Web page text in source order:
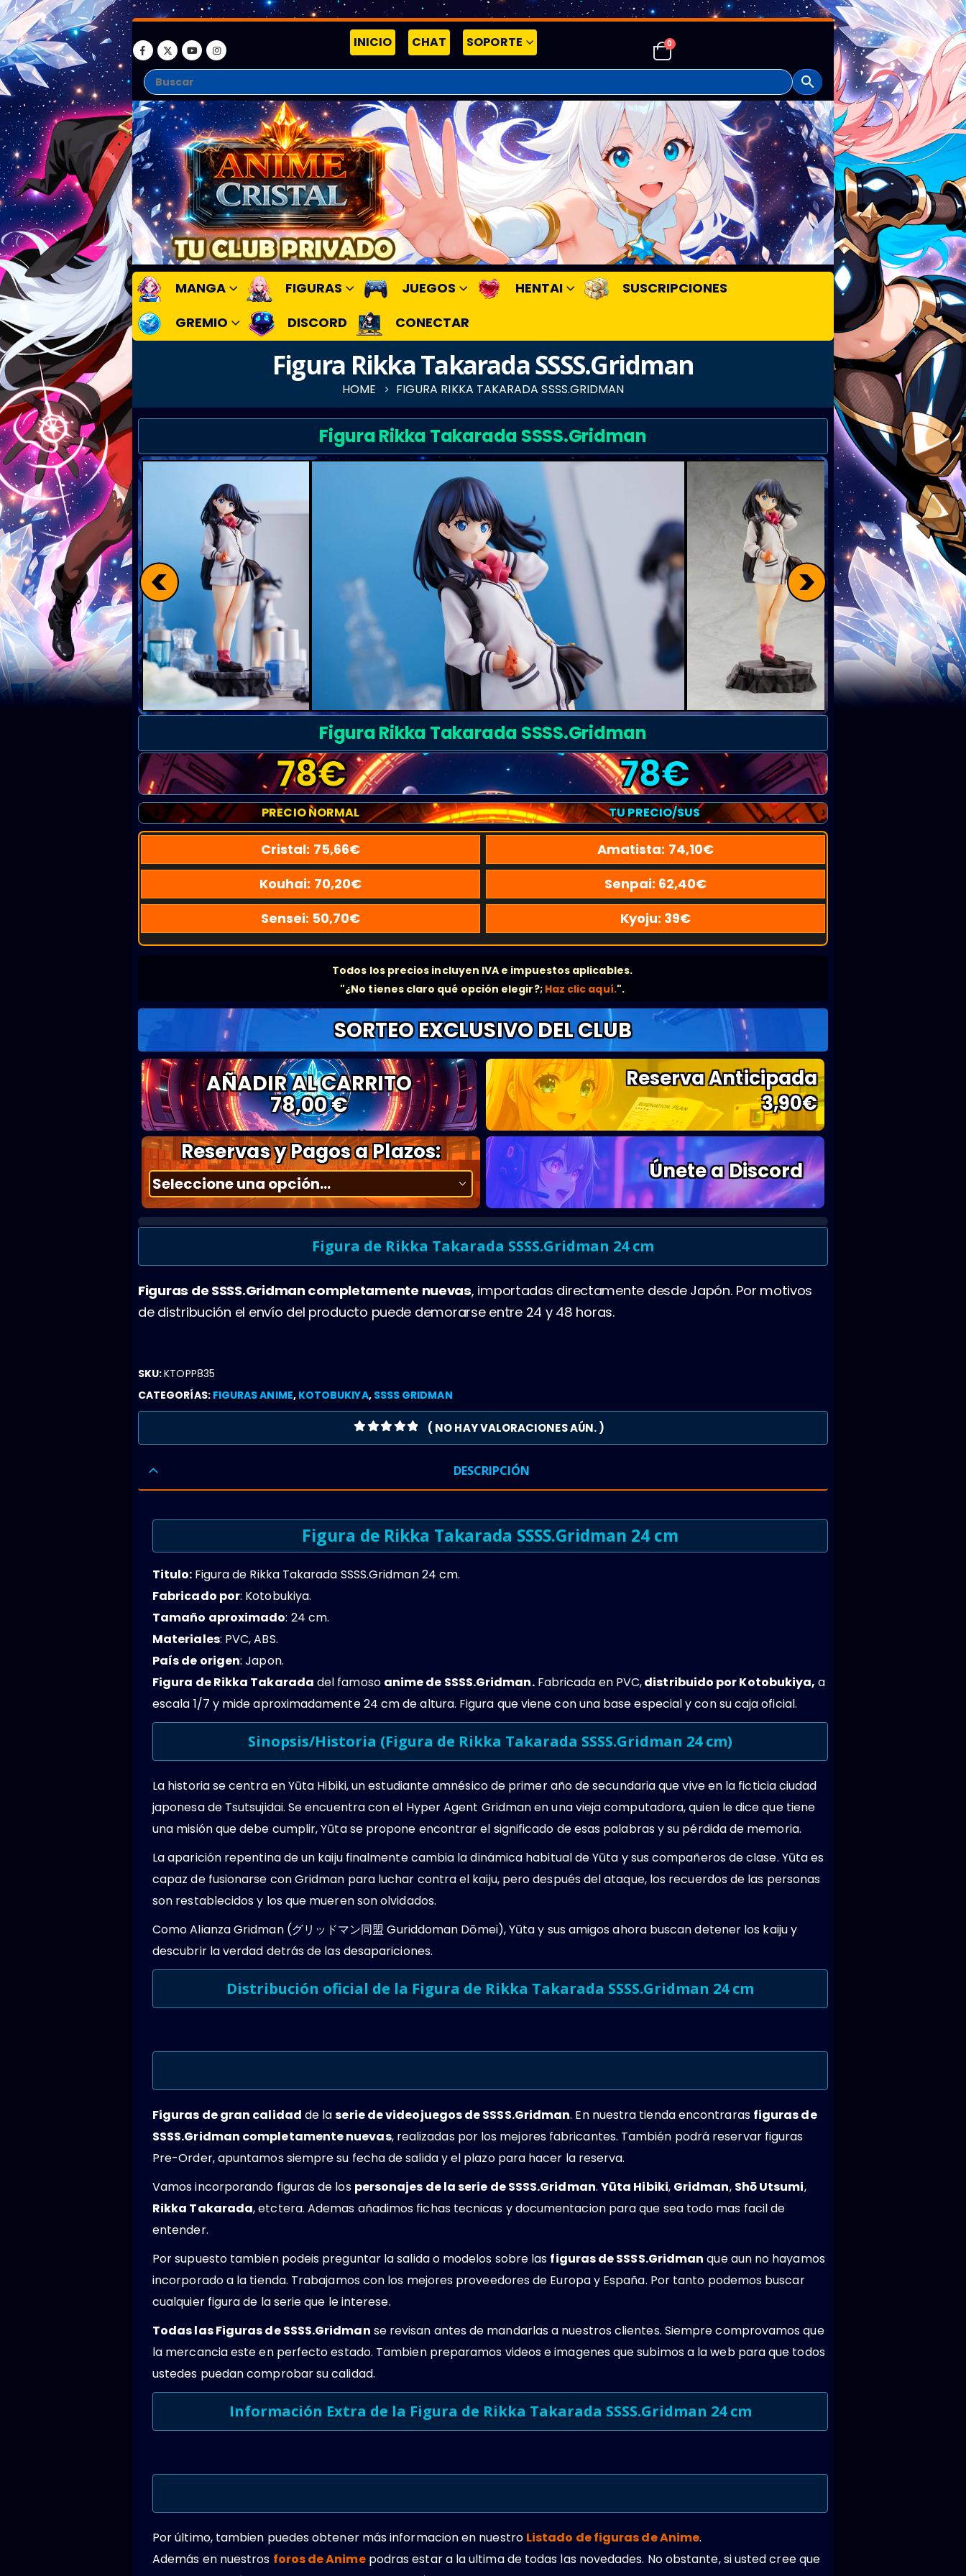
INICIO CHAT SOPORTE 0
MANGA FIGURAS JUEGOS HENTAI
SUSCRIPCIONES
GREMIO
DISCORD CONECTAR
Figura Rikka Takarada SSSS.Gridman
HOME FIGURA RIKKA TAKARADA SSSS.GRIDMAN
Figura Rikka Takarada SSSS.Gridman
< >
Figura Rikka Takarada SSSS.Gridman
78€ 78€
PRECIO NORMAL TU PRECIO/SUS
Cristal: 75,66€ Amatista: 74,10€
Kouhai: 70,20€ Senpai: 62,40€
Sensei: 50,70€ Kyoju: 39€
Todos los precios incluyen IVA e impuestos aplicables.
"¿No tienes claro qué opción elegir?; Haz clic aquí.".
SORTEO EXCLUSIVO DEL CLUB
AÑADIR AL CARRITO
78,00 €
Reserva Anticipada
3,90€
Reservas y Pagos a Plazos:
Únete a Discord
Figura de Rikka Takarada SSSS.Gridman 24 cm
Figuras de SSSS.Gridman completamente nuevas, importadas directamente desde Japón. Por motivos
de distribución el envío del producto puede demorarse entre 24 y 48 horas.
SKU:KTOPP835
CATEGORÍAS: FIGURAS ANIME, KOTOBUKIYA, SSSS GRIDMAN
( NO HAY VALORACIONES AÚN. )
DESCRIPCIÓN
Figura de Rikka Takarada SSSS.Gridman 24 cm
Titulo: Figura de Rikka Takarada SSSS.Gridman 24 cm.
Fabricado por: Kotobukiya.
Tamaño aproximado: 24 cm.
Materiales: PVC, ABS.
País de origen: Japon.
Figura de Rikka Takarada del famoso anime de SSSS.Gridman.Fabricada en PVC,distribuido por Kotobukiya, a
escala 1/7 y mide aproximadamente 24 cm de altura. Figura que viene con una base especial y con su caja oficial.
Sinopsis/Historia (Figura de Rikka Takarada SSSS.Gridman 24 cm)
La historia se centra en Yūta Hibiki, un estudiante amnésico de primer año de secundaria que vive en la ficticia ciudad
japonesa de Tsutsujidai. Se encuentra con el Hyper Agent Gridman en una vieja computadora, quien le dice que tiene
una misión que debe cumplir, Yūta se propone encontrar el significado de esas palabras y su pérdida de memoria.
La aparición repentina de un kaiju finalmente cambia la dinámica habitual de Yūta y sus compañeros de clase. Yūta es
capaz de fusionarse con Gridman para luchar contra el kaiju, pero después del ataque, los recuerdos de las personas
son restablecidos y los que mueren son olvidados.
Como Alianza Gridman (グリッドマン同盟 Guriddoman Dōmei), Yūta y sus amigos ahora buscan detener los kaiju y
descubrir la verdad detrás de las desapariciones.
Distribución oficial de la Figura de Rikka Takarada SSSS.Gridman 24 cm
Figuras de gran calidad de laserie de videojuegos de SSSS.Gridman. En nuestra tienda encontraras figuras de
SSSS.Gridman completamente nuevas, realizadas por los mejores fabricantes. También podrá reservar figuras
Pre-Order, apuntamos siempre su fecha de salida y el plazo para hacer la reserva.
Vamos incorporando figuras de los personajes de la serie de SSSS.Gridman. Yūta Hibiki, Gridman, Shō Utsumi,
Rikka Takarada, etctera. Ademas añadimos fichas tecnicas y documentacion para que sea todo mas facil de
entender.
Por supuesto tambien podeis preguntar la salida o modelos sobre las figuras de SSSS.Gridman que aun no hayamos
incorporado a la tienda. Trabajamos con los mejores proveedores de Europa y España. Por tanto podemos buscar
cualquier figura de la serie que le interese.
Todas las Figuras de SSSS.Gridman se revisan antes de mandarlas a nuestros clientes. Siempre comprovamos que
la mercancia este en perfecto estado. Tambien preparamos videos e imagenes que subimos a la web para que todos
ustedes puedan comprobar su calidad.
Información Extra de la Figura de Rikka Takarada SSSS.Gridman 24 cm
Por último, tambien puedes obtener más informacion en nuestro Listado de figuras de Anime.
Además en nuestros foros de Animepodras estar a la ultima de todas las novedades. No obstante, si usted cree que